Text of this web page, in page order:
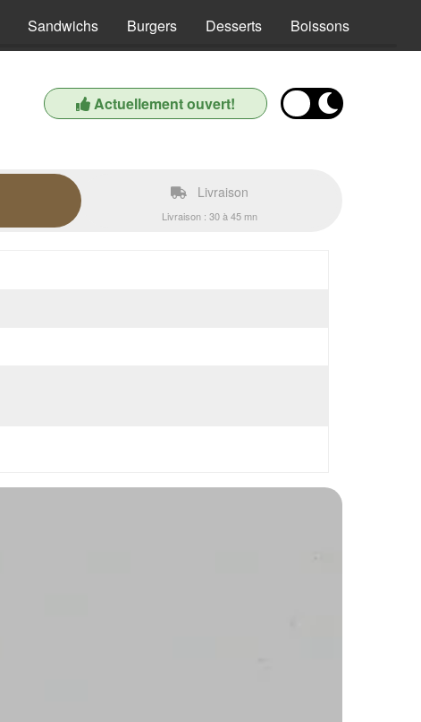
Sandwichs Burgers Desserts Boissons
Actuellement ouvert!
Livraison
Livraison : 30 à 45 mn